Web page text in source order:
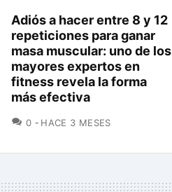
Adiós a hacer entre 8 y 12
repeticiones para ganar
masa muscular: uno de los
mayores expertos en
fitness revela la forma
más efectiva
0 COMENTARIOS
HACE 3 MESES